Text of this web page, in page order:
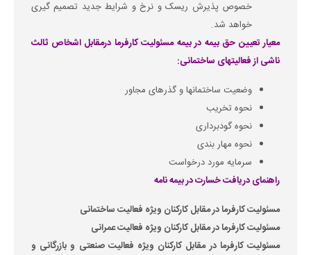
خصوص پذیرش ریسک و نرخ و شرایط جدید تصمیم گیری
خواهد شد.
معیار تعیین حق بیمه در بیمه مسئولیت کارفرما درمقابل اشخاص ثالث
ناشی از فعالیتهای ساختمانی:
وضعیت ساختمانها و گذرهای مجاور
نحوه تخریب
نحوه گودبرداری
نحوه مهار بندی
سرمایه مورد درخواست
راهنمای دریافت خسارت در بیمه نامه
مسئولیت کارفرما در مقابل کارکنان ویژه فعالیت ساختمانی
مسئولیت کارفرما در مقابل کارکنان ویژه فعالیت عمرانی
مسئولیت کارفرما در مقابل کارکنان ویژه فعالیت صنعتی و بازرگانی و